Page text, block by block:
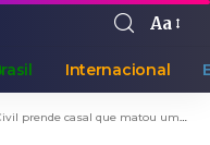
Aa
Internacional
que matou um homem após discussão em um bar no município de Santana